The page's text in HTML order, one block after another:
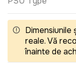
Dimensiunile
reale. Vă
înainte de